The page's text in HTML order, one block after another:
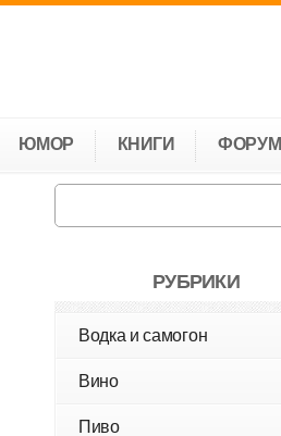
ЮМОР КНИГИ ФОРУМ
РУБРИКИ
Водка и самогон
Вино
Пиво